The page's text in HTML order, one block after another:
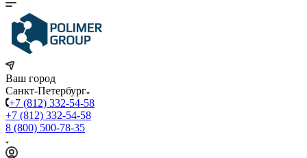
Ваш город
Санкт-Петербург
+7 (812) 332-54-58
+7 (812) 332-54-58
8 (800) 500-78-35